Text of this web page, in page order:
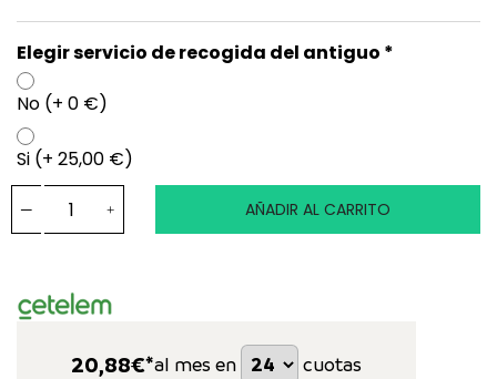
Elegir servicio de recogida del antiguo *
No (+ 0 €)
Si (+ 25,00 €)
AÑADIR AL CARRITO
20,88€*al mes en cuotas